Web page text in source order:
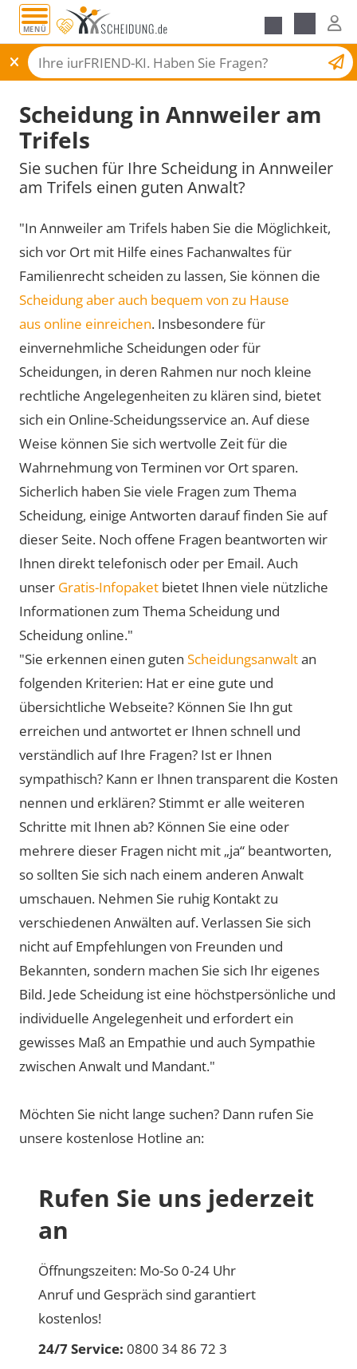
MENÜ
Scheidungsantrag
Scheidung in Annweiler am
Trifels
Sie suchen für Ihre Scheidung in Annweiler
am Trifels einen guten Anwalt?
"In Annweiler am Trifels haben Sie die Möglichkeit,
sich vor Ort mit Hilfe eines Fachanwaltes für
Familienrecht scheiden zu lassen, Sie können die
Scheidung aber auch bequem von zu Hause
aus online einreichen. Insbesondere für
einvernehmliche Scheidungen oder für
Scheidungen, in deren Rahmen nur noch kleine
rechtliche Angelegenheiten zu klären sind, bietet
sich ein Online-Scheidungsservice an. Auf diese
Weise können Sie sich wertvolle Zeit für die
Wahrnehmung von Terminen vor Ort sparen.
Sicherlich haben Sie viele Fragen zum Thema
Scheidung, einige Antworten darauf finden Sie auf
dieser Seite. Noch offene Fragen beantworten wir
Ihnen direkt telefonisch oder per Email. Auch
unser Gratis-Infopaket bietet Ihnen viele nützliche
Informationen zum Thema Scheidung und
Scheidung online."
"Sie erkennen einen guten Scheidungsanwaltan
folgenden Kriterien: Hat er eine gute und
übersichtliche Webseite? Können Sie Ihn gut
erreichen und antwortet er Ihnen schnell und
verständlich auf Ihre Fragen? Ist er Ihnen
sympathisch? Kann er Ihnen transparent die Kosten
nennen und erklären? Stimmt er alle weiteren
Schritte mit Ihnen ab? Können Sie eine oder
mehrere dieser Fragen nicht mit „ja“ beantworten,
so sollten Sie sich nach einem anderen Anwalt
umschauen. Nehmen Sie ruhig Kontakt zu
verschiedenen Anwälten auf. Verlassen Sie sich
nicht auf Empfehlungen von Freunden und
Bekannten, sondern machen Sie sich Ihr eigenes
Bild. Jede Scheidung ist eine höchstpersönliche und
individuelle Angelegenheit und erfordert ein
gewisses Maß an Empathie und auch Sympathie
zwischen Anwalt und Mandant."
Möchten Sie nicht lange suchen? Dann rufen Sie
unsere kostenlose Hotline an:
Rufen Sie uns jederzeit
an
Öffnungszeiten: Mo-So 0-24 Uhr
Anruf und Gespräch sind garantiert
kostenlos!
24/7 Service: 0800 34 86 72 3